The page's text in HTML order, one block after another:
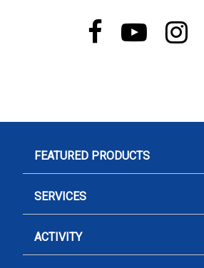
FEATURED PRODUCTS
SERVICES
ACTIVITY